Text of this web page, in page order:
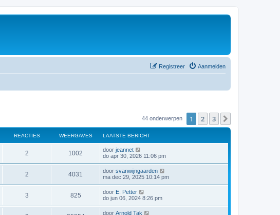
Aanmelden
Registreer
44 onderwerpen 1 2 3
REACTIES WEERGAVES LAATSTE BERICHT
2 1002 door jeannet
do apr 30, 2026 11:06 pm
2 4031 door svanwijngaarden
ma dec 29, 2025 10:14 pm
3 825 door E. Petter
do jun 06, 2024 8:26 pm
door Arnold Tak